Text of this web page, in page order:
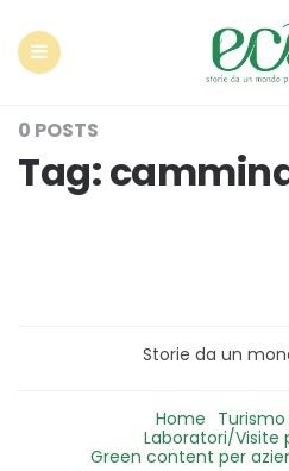
0 POSTS
Tag:
Storie da un
Home
Laboratori/Visite
Green content per